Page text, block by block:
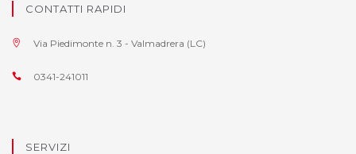
CONTATTI RAPIDI
Via Piedimonte n. 3 - Valmadrera (LC)
0341-241011
SERVIZI